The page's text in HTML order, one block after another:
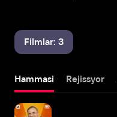
Filmlar: 3
Hammasi Rejissyor